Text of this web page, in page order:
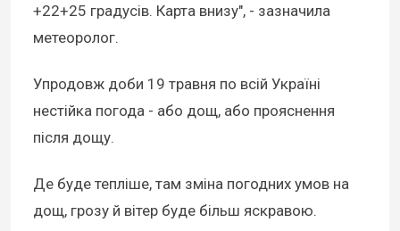
+22+25 градусів. Карта внизу", - зазначила
метеоролог.
Упродовж доби 19 травня по всій Україні
нестійка погода - або дощ, або прояснення
після дощу.
Де буде тепліше, там зміна погодних умов на
дощ, грозу й вітер буде більш яскравою.